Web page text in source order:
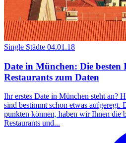
Single Städte 04.01.18
Date in München: Die besten
Restaurants zum Daten
Ihr erstes Date in München steht an?
sind bestimmt schon etwas aufgeregt.
punkten können, haben wir Ihnen die
Restaurants und...